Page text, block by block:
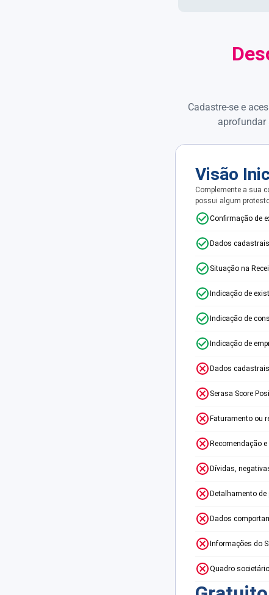
Cadastre-se e
aprofundar
Visão
Complemente a sua
possui algum
Confirmação de
Dados
Situação na
Indicação de
Indicação de
Indicação de
Dados
Serasa Score
Faturamento ou
Recomendação
Dívidas,
Detalhamento de
Dados
Informações do
Quadro